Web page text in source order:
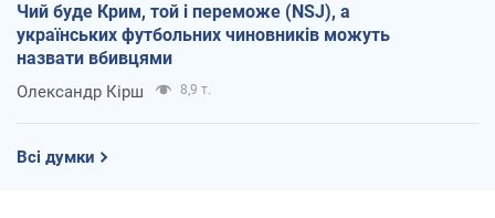
Чий буде Крим, той і переможе (NSJ), а
українських футбольних чиновників можуть
назвати вбивцями
Олександр Кірш 8,9 т.
Всі думки